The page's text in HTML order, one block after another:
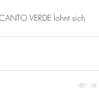
VERDE lohnt sich